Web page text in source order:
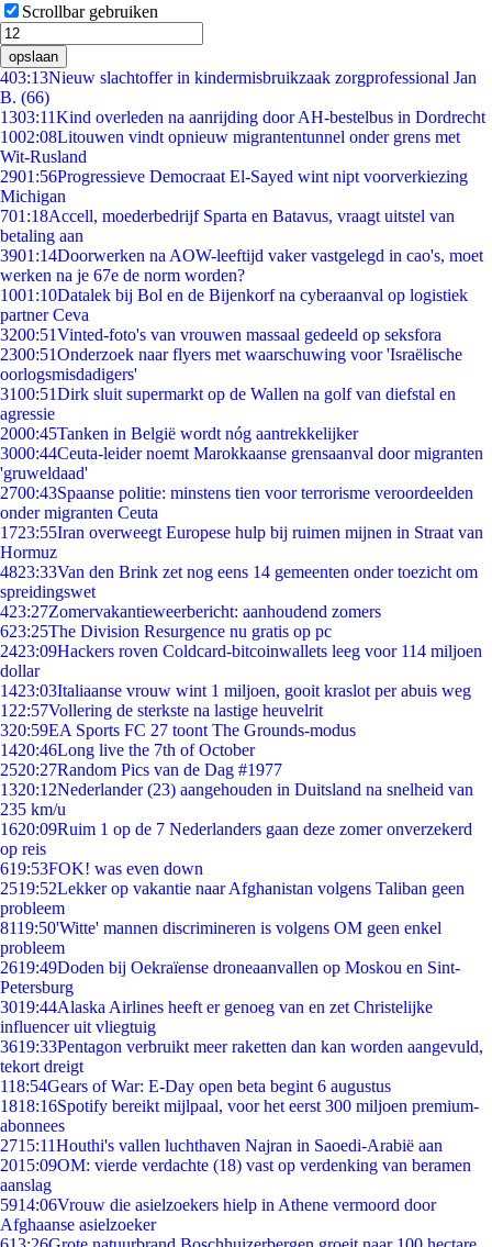
Scrollbar gebruiken
opslaan
403:13Nieuw slachtoffer in kindermisbruikzaak zorgprofessional Jan
B. (66)
1303:11Kind overleden na aanrijding door AH-bestelbus in Dordrecht
1002:08Litouwen vindt opnieuw migrantentunnel onder grens met
Wit-Rusland
2901:56Progressieve Democraat El-Sayed wint nipt voorverkiezing
Michigan
701:18Accell, moederbedrijf Sparta en Batavus, vraagt uitstel van
betaling aan
3901:14Doorwerken na AOW-leeftijd vaker vastgelegd in cao's, moet
werken na je 67e de norm worden?
1001:10Datalek bij Bol en de Bijenkorf na cyberaanval op logistiek
partner Ceva
3200:51Vinted-foto's van vrouwen massaal gedeeld op seksfora
2300:51Onderzoek naar flyers met waarschuwing voor 'Israëlische
oorlogsmisdadigers'
3100:51Dirk sluit supermarkt op de Wallen na golf van diefstal en
agressie
2000:45Tanken in België wordt nóg aantrekkelijker
3000:44Ceuta-leider noemt Marokkaanse grensaanval door migranten
'gruweldaad'
2700:43Spaanse politie: minstens tien voor terrorisme veroordeelden
onder migranten Ceuta
1723:55Iran overweegt Europese hulp bij ruimen mijnen in Straat van
Hormuz
4823:33Van den Brink zet nog eens 14 gemeenten onder toezicht om
spreidingswet
423:27Zomervakantieweerbericht: aanhoudend zomers
623:25The Division Resurgence nu gratis op pc
2423:09Hackers roven Coldcard-bitcoinwallets leeg voor 114 miljoen
dollar
1423:03Italiaanse vrouw wint 1 miljoen, gooit kraslot per abuis weg
1 22:57Vollering de sterkste na lastige heuvelrit
320:59EA Sports FC 27 toont The Grounds-modus
1420:46Long live the 7th of October
2520:27Random Pics van de Dag #1977
1320:12Nederlander (23) aangehouden in Duitsland na snelheid van
235 km/u
1620:09Ruim 1 op de 7 Nederlanders gaan deze zomer onverzekerd
op reis
619:53FOK! was even down
2519:52Lekker op vakantie naar Afghanistan volgens Taliban geen
probleem
8119:50'Witte' mannen discrimineren is volgens OM geen enkel
probleem
2619:49Doden bij Oekraïense droneaanvallen op Moskou en Sint-
Petersburg
3019:44Alaska Airlines heeft er genoeg van en zet Christelijke
influencer uit vliegtuig
3619:33Pentagon verbruikt meer raketten dan kan worden aangevuld,
tekort dreigt
118:54Gears of War: E-Day open beta begint 6 augustus
1818:16Spotify bereikt mijlpaal, voor het eerst 300 miljoen premium-
abonnees
2715:11Houthi's vallen luchthaven Najran in Saoedi-Arabië aan
2015:09OM: vierde verdachte (18) vast op verdenking van beramen
aanslag
5914:06Vrouw die asielzoekers hielp in Athene vermoord door
Afghaanse asielzoeker